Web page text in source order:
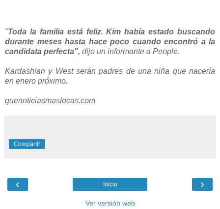
"Toda la familia está feliz. Kim había estado buscando
durante meses hasta hace poco cuando encontró a la
candidata perfecta", dijo un informante a People.
Kardashian y West serán padres de una niña que nacería
en enero próximo.
quenoticiasmaslocas.com
Compartir
‹ ›
Inicio
Ver versión web